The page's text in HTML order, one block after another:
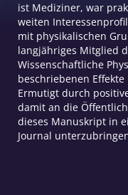
ist Mediziner, war
weiten
mit physikalischen
langjähriges Mitglied
Wissenschaftliche
beschriebenen
Ermutigt durch
damit an die
dieses Manuskript in
Journal